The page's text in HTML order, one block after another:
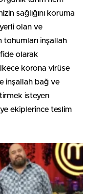
sağlığını koruma
olan ve
tohumları inşallah
fide olarak
korona virüse
inşallah bağ ve
isteyen
ekiplerince teslim